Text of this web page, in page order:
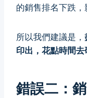
的銷售排名下跌，
所以我們建議是，
印出，花點時間去
錯誤二：